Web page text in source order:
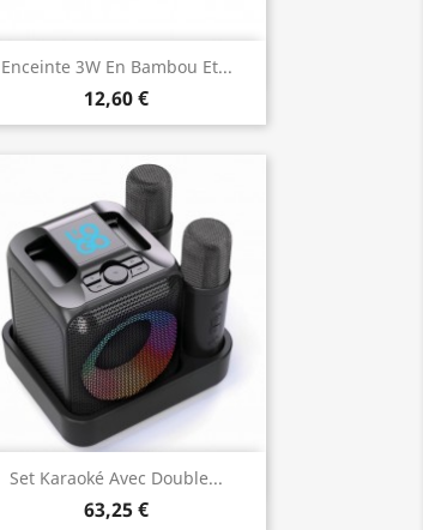
Enceinte 3W En Bambou Et...
12,60 €
Aperçu rapide
Set Karaoké Avec Double...
63,25 €
Aperçu rapide